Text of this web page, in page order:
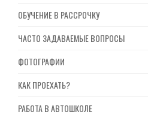
ОБУЧЕНИЕ В РАССРОЧКУ
ЧАСТО ЗАДАВАЕМЫЕ ВОПРОСЫ
ФОТОГРАФИИ
КАК ПРОЕХАТЬ?
РАБОТА В АВТОШКОЛЕ